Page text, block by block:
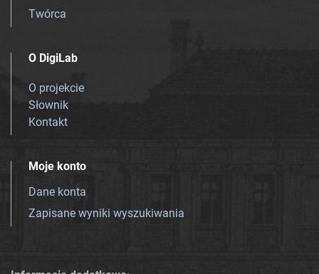
Twórca
O DigiLab
O projekcie
Słownik
Kontakt
Moje konto
Dane konta
Zapisane wyniki wyszukiwania